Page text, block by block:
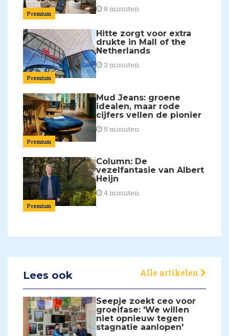
Premium
8 minuten
Premium
Hitte zorgt voor extra
drukte in Mall of the
Netherlands
2 minuten
Premium
Mud Jeans: groene
idealen, maar rode
cijfers vellen de pionier
5 minuten
Premium
Column: De
vezelfantasie van Albert
Heijn
4 minuten
Lees ook Alle artikelen
Seepje zoekt ceo voor
groeifase: 'We willen
niet opnieuw tegen
stagnatie aanlopen'